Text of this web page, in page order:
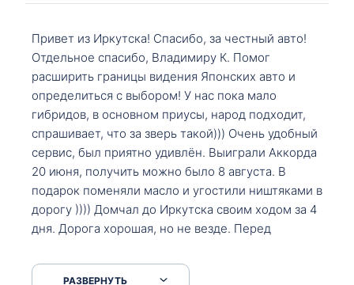
Привет из Иркутска! Спасибо, за честный авто!
Отдельное спасибо, Владимиру К. Помог
расширить границы видения Японских авто и
определиться с выбором! У нас пока мало
гибридов, в основном приусы, народ подходит,
спрашивает, что за зверь такой))) Очень удобный
сервис, был приятно удивлён. Выиграли Аккорда
20 июня, получить можно было 8 августа. В
подарок поменяли масло и угостили ништяками в
дорогу )))) Домчал до Иркутска своим ходом за 4
дня. Дорога хорошая, но не везде. Перед
серпантинах по пути следования.
РАЗВЕРНУТЬ